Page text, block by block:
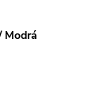
Modrá